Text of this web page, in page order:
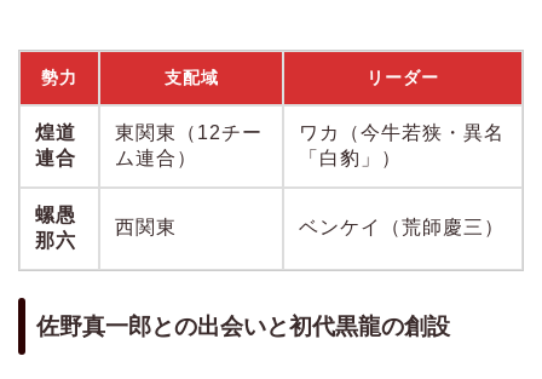
勢力 支配域 リーダー
煌道
連合
東関東（12チー
ム連合）
ワカ（今牛若狭・異名
「白豹」）
螺愚
那六
西関東 ベンケイ（荒師慶三）
佐野真一郎との出会いと初代黒龍の創設